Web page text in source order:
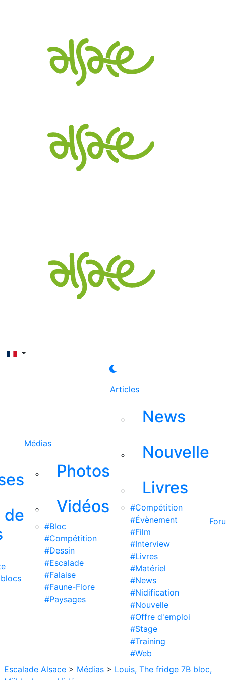
de
Médias
Photos
Vidéos
#Bloc
#Compétition
#Dessin
#Escalade
#Falaise
#Faune-Flore
#Paysages
Articles
News
Nouvelle
Livres
#Compétition
#Évènement
#Film
#Interview
#Livres
#Matériel
#News
#Nidification
#Nouvelle
#Offre d'emploi
#Stage
#Training
#Web
Escalade Alsace > Médias > Louis, The fridge 7B bloc,